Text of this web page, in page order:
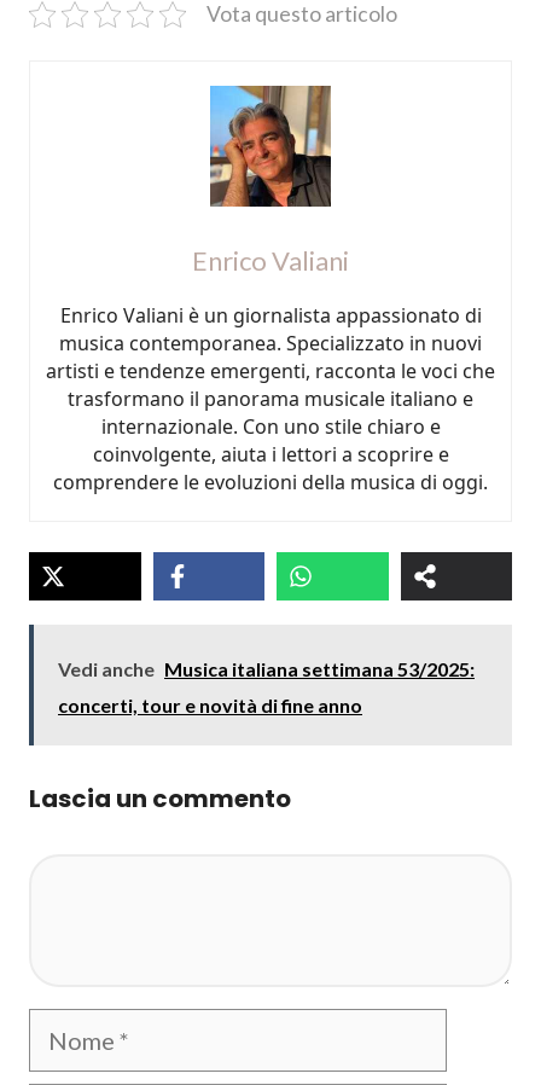
Vota questo articolo
Enrico Valiani
Enrico Valiani è un giornalista appassionato di
musica contemporanea. Specializzato in nuovi
artisti e tendenze emergenti, racconta le voci che
trasformano il panorama musicale italiano e
internazionale. Con uno stile chiaro e
coinvolgente, aiuta i lettori a scoprire e
comprendere le evoluzioni della musica di oggi.
Vedi anche Musica italiana settimana 53/2025:
concerti, tour e novità di fine anno
Lascia un commento
Nome